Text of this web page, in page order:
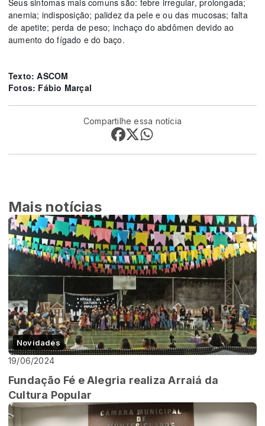
Seus sintomas mais comuns são: febre irregular, prolongada;
anemia; indisposição; palidez da pele e ou das mucosas; falta
de apetite; perda de peso; inchaço do abdômen devido ao
aumento do fígado e do baço.
Texto: ASCOM
Fotos: Fábio Marçal
Compartilhe essa notícia
Mais notícias
Novidades
19/06/2024
Fundação Fé e Alegria realiza Arraiá da
Cultura Popular